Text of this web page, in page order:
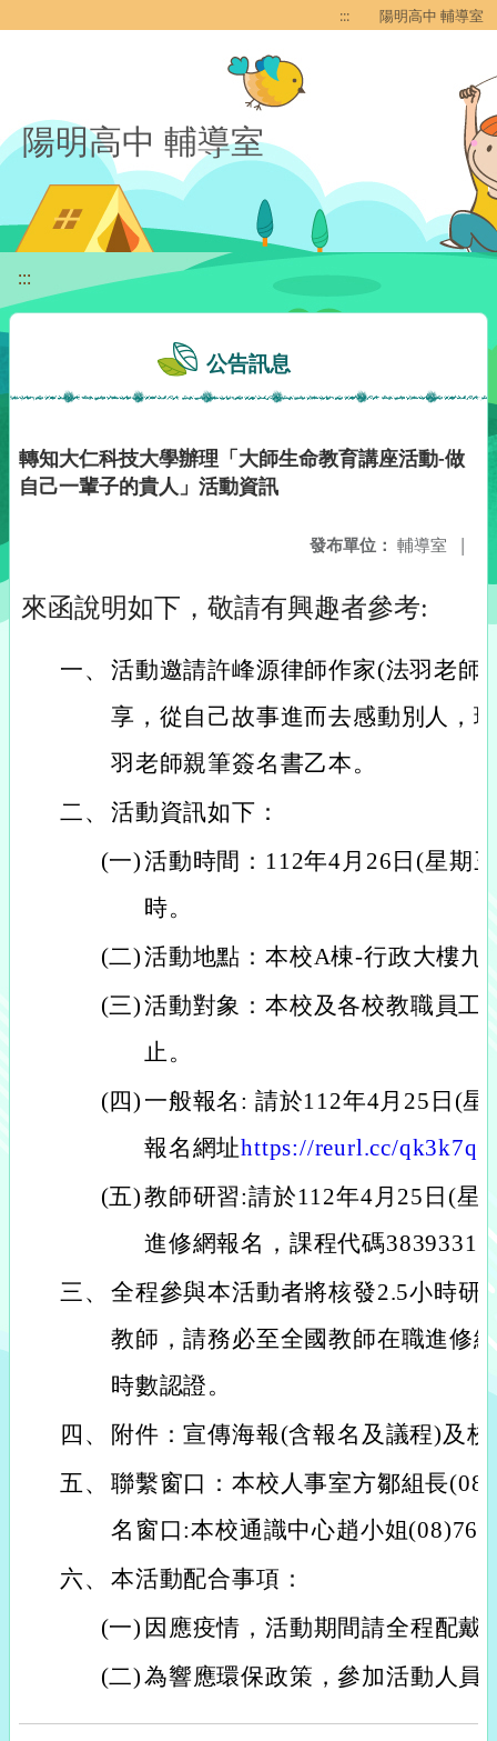
::: 陽明高中 輔導室
陽明高中 輔導室
:::
公告訊息
轉知大仁科技大學辦理「大師生命教育講座活動-做
自己一輩子的貴人」活動資訊
發布單位： 輔導室 |
來函說明如下，敬請有興趣者參考:
一、 活動邀請許峰源律師作家(法羽老師
享，從自己故事進而去感動別人，
羽老師親筆簽名書乙本。
二、 活動資訊如下：
(一)活動時間：112年4月26日(星期
時。
(二)活動地點：本校A棟-行政大樓九
(三)活動對象：本校及各校教職員工
止。
(四) 一般報名: 請於112年4月25日(
報名網址https://reurl.cc/qk3k7q
(五)教師研習:請於112年4月25日(星
進修網報名，課程代碼3839331
三、 全程參與本活動者將核發2.5小時研
教師，請務必至全國教師在職進修
時數認證。
四、
附件：宣傳海報(含報名及議程)及
五、 聯繫窗口：本校人事室方鄒組長
名窗口:本校通識中心趙小姐
六、 本活動配合事項：
(一) 因應疫情，活動期間請全程配戴
(二)為響應環保政策，參加活動人員